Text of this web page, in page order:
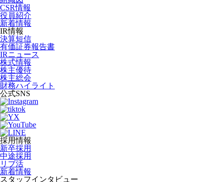
CSR情報
役員紹介
新着情報
IR情報
決算短信
有価証券報告書
IRニュース
株式情報
株主優待
株主総会
財務ハイライト
公式SNS
採用情報
新卒採用
中途採用
リブ活
新着情報
スタッフインタビュー